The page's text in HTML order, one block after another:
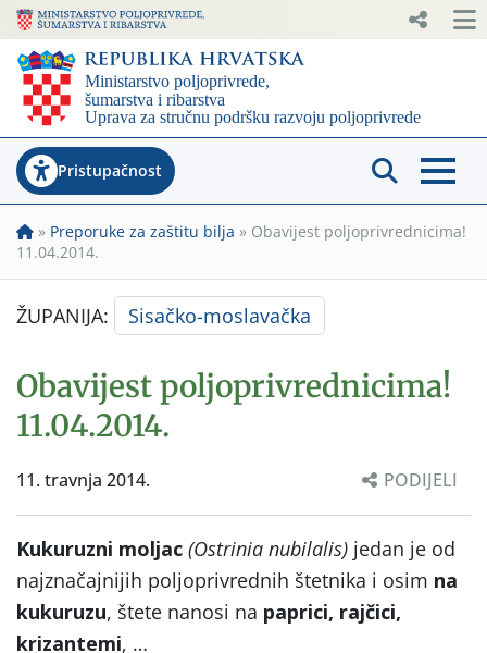
Pristupačnost
» Preporuke za zaštitu bilja » Obavijest poljoprivrednicima!
11.04.2014.
ŽUPANIJA: Sisačko-moslavačka
Obavijest poljoprivrednicima!
11.04.2014.
11. travnja 2014. PODIJELI
Kukuruzni moljac (Ostrinia nubilalis) jedan je od
najznačajnijih poljoprivrednih štetnika i osim na
kukuruzu, štete nanosi na paprici, rajčici,
krizantemi, …